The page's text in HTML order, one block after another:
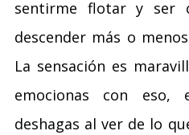
sentirme flotar y ser
descender más o
La sensación es
emocionas con
deshagas al ver de lo